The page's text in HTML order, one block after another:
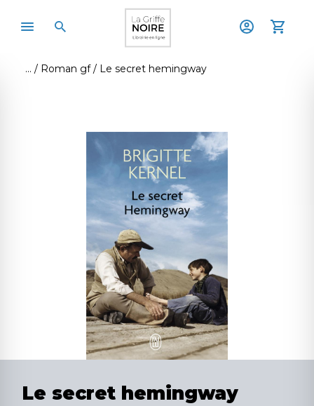
Roman gf Le secret hemingway
Le secret hemingway